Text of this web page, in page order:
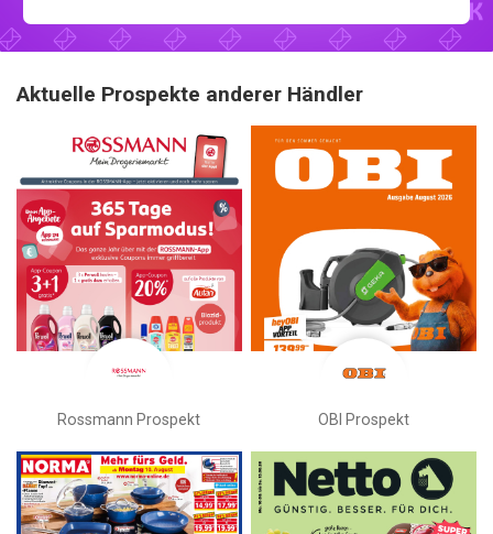
Aktuelle Prospekte anderer Händler
Rossmann Prospekt OBI Prospekt